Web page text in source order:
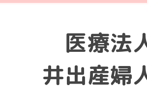
医療法
井出産婦